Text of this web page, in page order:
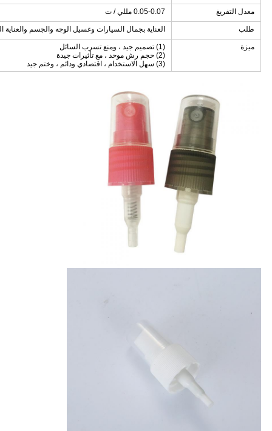
معدل التفريغ 0.05-0.07 مللي / ت
طلب العناية بجمال السيارات وغسيل الوجه والجسم
ميزة
(1) تصميم جيد ، ومنع تسرب السائل
(2) حجم رش موحد ، مع تأثيرات جيدة
(3) سهل الاستخدام ، اقتصادي ودائم ، وختم جيد